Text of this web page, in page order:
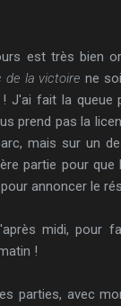
est très bien
de la victoire ne
J'ai fait la queue
prend pas la
mais sur un
partie pour
annoncer le
midi, pour
!
parties, avec